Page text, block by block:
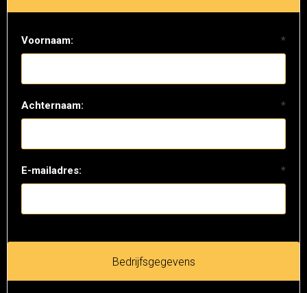
Voornaam: *
Achternaam: *
E-mailadres: *
Bedrijfsgegevens